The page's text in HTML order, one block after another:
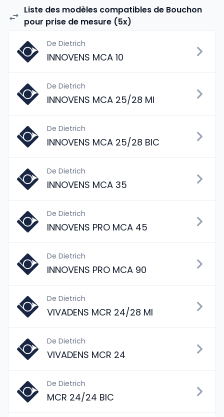
Liste des modèles compatibles de Bouchon
pour prise de mesure (5x)
De Dietrich
INNOVENS MCA 10
De Dietrich
INNOVENS MCA 25/28 MI
De Dietrich
INNOVENS MCA 25/28 BIC
De Dietrich
INNOVENS MCA 35
De Dietrich
INNOVENS PRO MCA 45
De Dietrich
INNOVENS PRO MCA 90
De Dietrich
VIVADENS MCR 24/28 MI
De Dietrich
VIVADENS MCR 24
De Dietrich
MCR 24/24 BIC